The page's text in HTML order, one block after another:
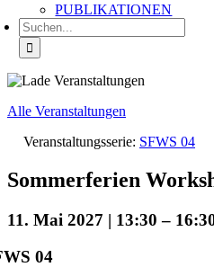
PUBLIKATIONEN
Suche
nach:
Alle Veranstaltungen
Veranstaltungsserie: SFWS 04
Sommerferien
11. Mai 2027 | 13:30 –
04